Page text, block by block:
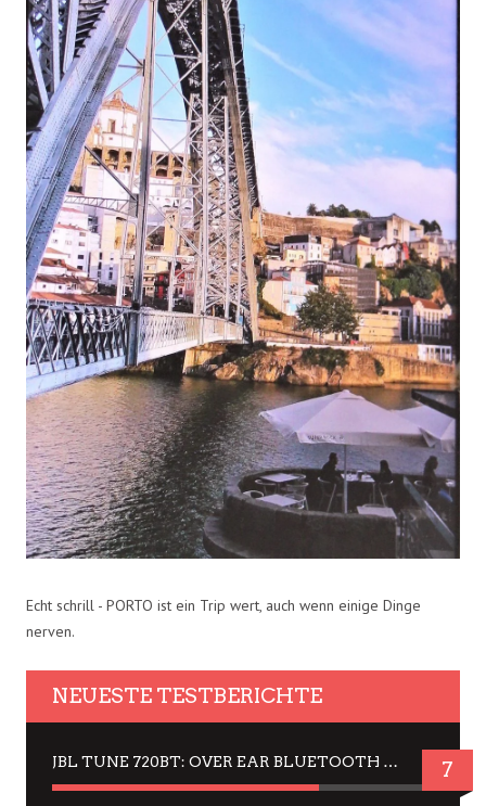
Echt schrill - PORTO ist ein Trip wert, auch wenn einige Dinge
nerven.
NEUESTE TESTBERICHTE
JBL TUNE 720BT: OVER EAR BLUETOOTH KOPFHÖRER UM DIE 50,-€ IM DAUER-TEST 7